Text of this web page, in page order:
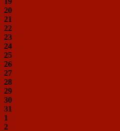
20
21
22
23
24
25
26
27
28
29
30
31
1
2